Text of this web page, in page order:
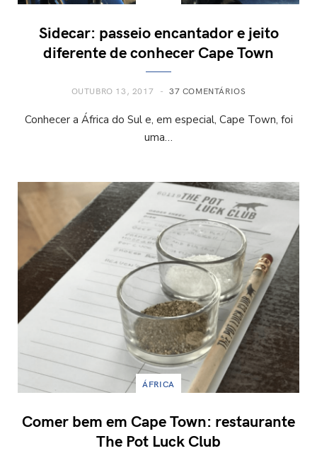
Sidecar: passeio encantador e jeito
diferente de conhecer Cape Town
OUTUBRO 13, 2017 37 COMENTÁRIOS
Conhecer a África do Sul e, em especial, Cape Town, foi
uma…
ÁFRICA
Comer bem em Cape Town: restaurante
The Pot Luck Club